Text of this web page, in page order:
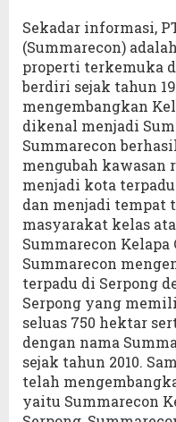
Sekadar informasi,
(Summarecon)
properti terkemuka
berdiri sejak tahun
mengembangkan
dikenal menjadi
Summarecon
mengubah kawasan
menjadi kota
dan menjadi
masyarakat kelas
Summarecon
Summarecon
terpadu di Serpong
Serpong yang
seluas 750 hektar
dengan nama
sejak tahun 2010.
telah
yaitu Summarecon